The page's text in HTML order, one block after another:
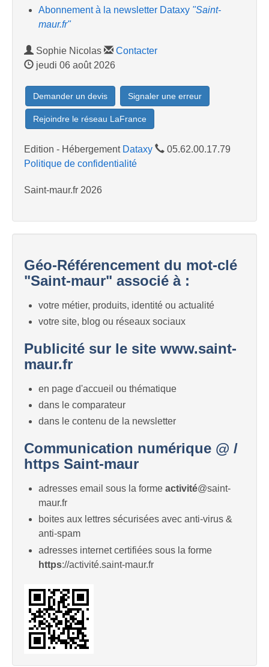
Abonnement à la newsletter Dataxy "Saint-
maur.fr"
Sophie Nicolas
Contacter
jeudi 06 août 2026
Demander un devis Signaler une erreur
Rejoindre le réseau LaFrance
Edition - Hébergement Dataxy
05.62.00.17.79
Politique de confidentialité
Saint-maur.fr 2026
Géo-Référencement du mot-clé
"Saint-maur" associé à :
votre métier, produits, identité ou actualité
votre site, blog ou réseaux sociaux
Publicité sur le site www.saint-
maur.fr
en page d'accueil ou thématique
dans le comparateur
dans le contenu de la newsletter
Communication numérique @ /
https Saint-maur
adresses email sous la forme activité@saint-
maur.fr
boites aux lettres sécurisées avec anti-virus &
anti-spam
adresses internet certifiées sous la forme
https://activité.saint-maur.fr